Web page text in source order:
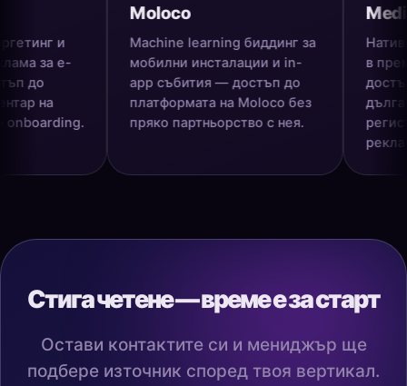
и
е-
Moloco
Machine learning биддинг за
мобилни инсталации и in-
app събития — достъп до
платформата на Moloco без
пряко партньорство с нея.
MediaGo
Нативни
в премиум
достъп до
дълга
регистрация
Стига четене — време е за старт
Остави контактите си и мениджър ще
подбере източник според твоя вертикал.